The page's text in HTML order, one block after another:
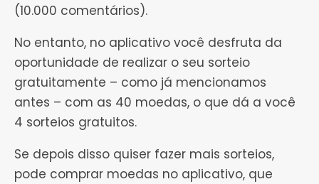
(10.000 comentários).
No entanto, no aplicativo você desfruta da
oportunidade de realizar o seu sorteio
gratuitamente – como já mencionamos
antes – com as 40 moedas, o que dá a você
4 sorteios gratuitos.
Se depois disso quiser fazer mais sorteios,
pode comprar moedas no aplicativo, que